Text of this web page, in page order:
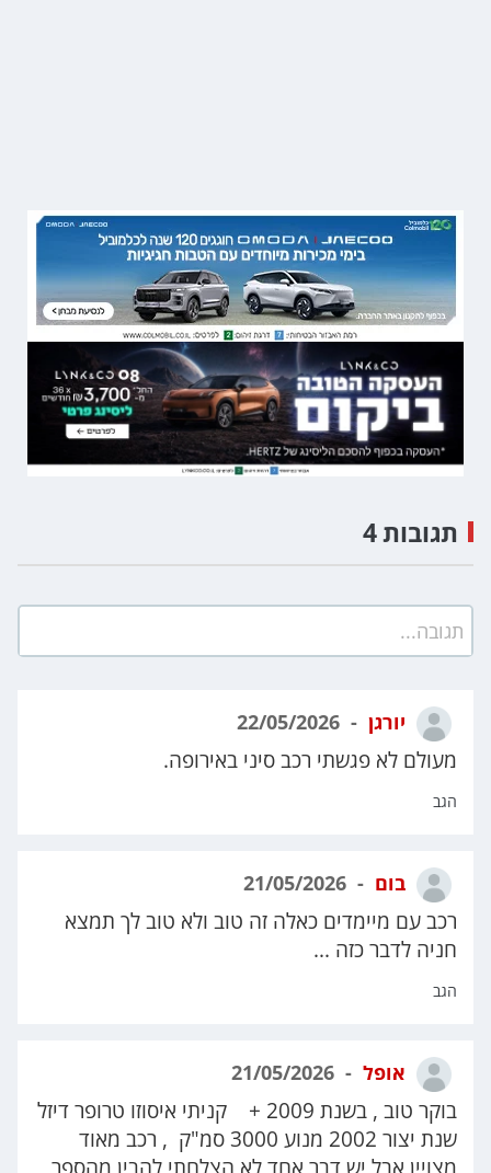
תגובה...
יורגן
מעולם לא פגשתי רכב סיני באירופה.
הגב
בום
רכב עם מיימדים כאלה זה טוב ולא טוב לך תמצא
חניה לדבר כזה ...
הגב
אופל
בוקר טוב , בשנת 2009 + קניתי איסוזו טרופר דיזל
שנת יצור 2002 מנוע 3000 סמ"ק , רכב מאוד